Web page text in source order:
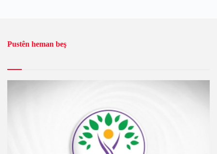
Pustên heman beş